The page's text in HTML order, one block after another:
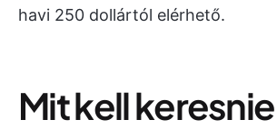
havi 250 dollártól elérhető.
Mit kell